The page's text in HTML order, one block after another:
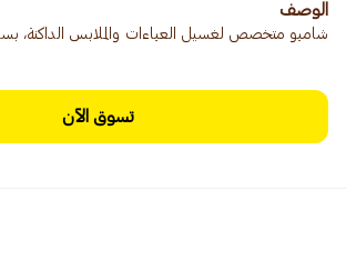
الوصف
شامبو متخصص لغسيل العباءات والملابس الداكنة، بسعة 2
تسوق الآن